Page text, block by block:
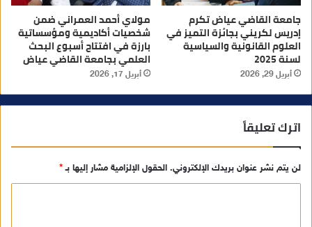
جامعة القاضي عياض تكرم
إدريس لكريني بجائزة التميز في
العلوم القانونية والسياسية
لسنة 2025
أبريل 29, 2026
مولاي أحمد العمراني ضمن
شخصيات أكاديمية ومؤسساتية
بارزة في افتتاح أسبوع البحث
العلمي بجامعة القاضي عياض
أبريل 17, 2026
اترك تعليقاً
لن يتم نشر عنوان بريدك الإلكتروني. الحقول الإلزامية مشار إليها بـ*